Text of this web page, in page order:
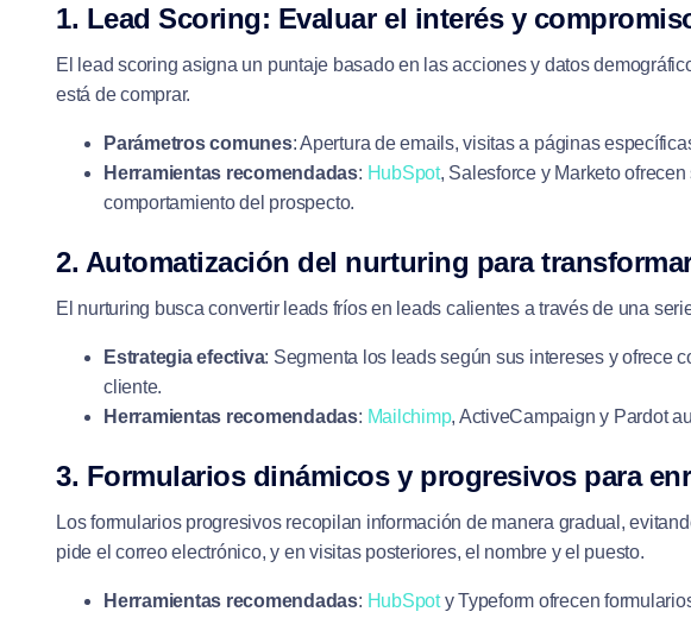
1. Lead Scoring: Evaluar el interés y
El lead scoring asigna un puntaje basado en las acciones y datos
está de comprar.
Parámetros comunes: Apertura de emails, visitas a páginas
Herramientas recomendadas: HubSpot, Salesforce y Marketo
comportamiento del prospecto.
2. Automatización del nurturing para
El nurturing busca convertir leads fríos en leads calientes a través de una
Estrategia efectiva: Segmenta los leads según sus intereses y ofrece
cliente.
Herramientas recomendadas: Mailchimp, ActiveCampaign y Pardot
3. Formularios dinámicos y progresivos para
Los formularios progresivos recopilan información de manera gradual,
pide el correo electrónico, y en visitas posteriores, el nombre y el puesto.
Herramientas recomendadas: HubSpoty Typeform ofrecen